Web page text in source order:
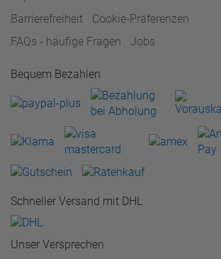
Barrierefreiheit
Cookie-Präferenzen
FAQs - häufige Fragen
Jobs
Bequem Bezahlen
Schneller Versand mit DHL
Unser Versprechen